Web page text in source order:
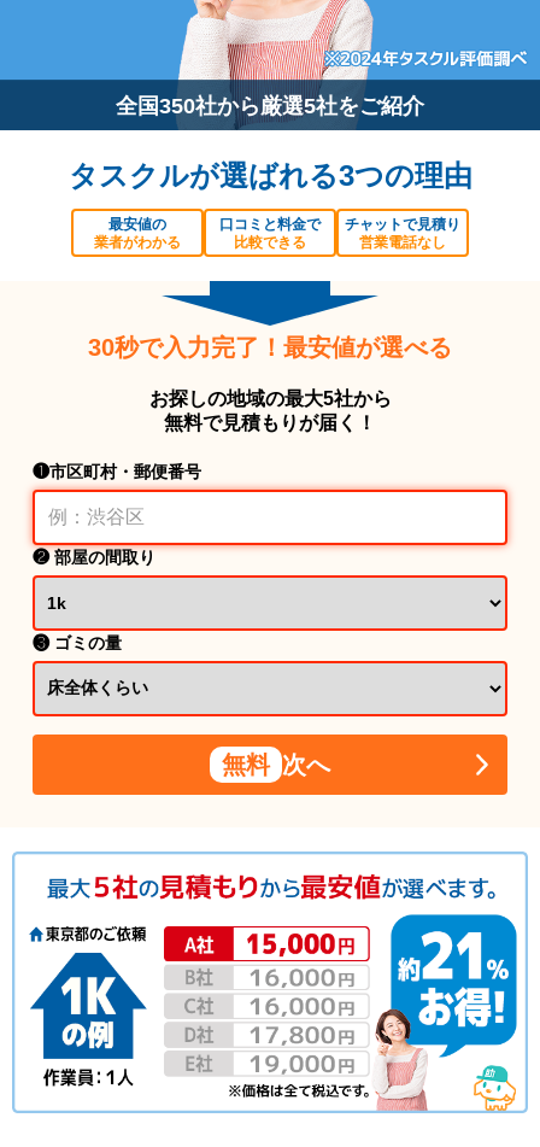
全国350社から厳選5社をご紹介
タスクルが選ばれる3つの理由
最安値の
業者がわかる
口コミと料金で
比較できる
チャットで見積り
営業電話なし
30秒で入力完了！最安値が選べる
お探しの地域の最大5社から
無料で見積もりが届く！
❶市区町村・郵便番号
❷ 部屋の間取り
❸ ゴミの量
無料 次へ